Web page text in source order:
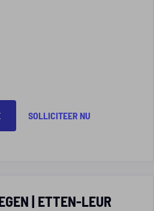
SOLLICITEER NU
| ETTEN-LEUR